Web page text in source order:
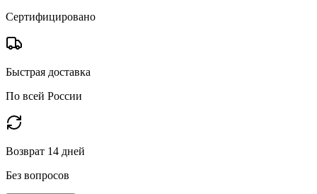
Сертифицировано
Быстрая доставка
По всей России
Возврат 14 дней
Без вопросов